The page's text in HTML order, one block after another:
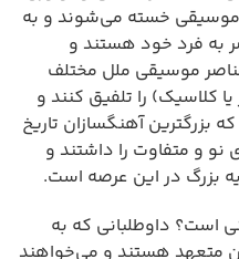
موسیقی خسته می‌شوند و به
فرد خود هستند و
موسیقی ملل مختلف
کلاسیک) را تلفیق کنند و
که بزرگترین آهنگسازان تاریخ
و متفاوت را داشتند و
بزرگ در این عرصه است.
است؟ داوطلبانی که به
متعهد هستند و می‌خواهند